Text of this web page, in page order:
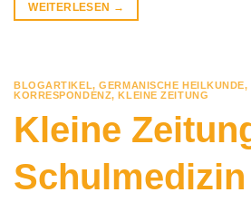
WEITERLESEN →
BLOGARTIKEL,GERMANISCHE HEILKUNDE,
KORRESPONDENZ, KLEINE ZEITUNG
Kleine